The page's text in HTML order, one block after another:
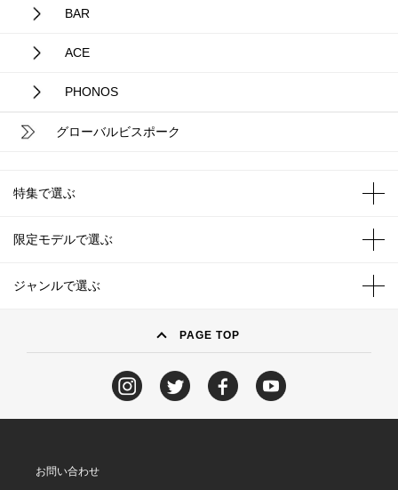
BAR
ACE
PHONOS
グローバルビスポーク
特集で選ぶ
限定モデルで選ぶ
ジャンルで選ぶ
PAGE TOP
お問い合わせ